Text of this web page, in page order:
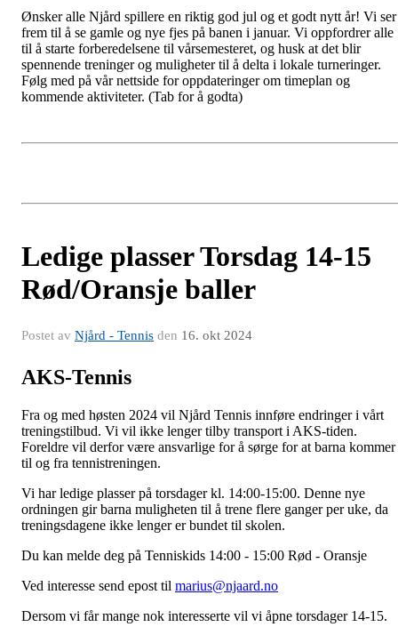
Ønsker alle Njård spillere en riktig god jul og et godt nytt år! Vi ser
frem til å se gamle og nye fjes på banen i januar. Vi oppfordrer alle
til å starte forberedelsene til vårsemesteret, og husk at det blir
spennende treninger og muligheter til å delta i lokale turneringer.
Følg med på vår nettside for oppdateringer om timeplan og
kommende aktiviteter. (Tab for å godta)
Ledige plasser Torsdag 14-15
Rød/Oransje baller
Postet av Njård - Tennis den 16. okt 2024
AKS-Tennis
Fra og med høsten 2024 vil Njård Tennis innføre endringer i vårt
treningstilbud. Vi vil ikke lenger tilby transport i AKS-tiden.
Foreldre vil derfor være ansvarlige for å sørge for at barna kommer
til og fra tennistreningen.
Vi har ledige plasser på torsdager kl. 14:00-15:00. Denne nye
ordningen gir barna muligheten til å trene flere ganger per uke, da
treningsdagene ikke lenger er bundet til skolen.
Du kan melde deg på Tenniskids 14:00 - 15:00 Rød - Oransje
Ved interesse send epost til marius@njaard.no
Dersom vi får mange nok interesserte vil vi åpne torsdager 14-15.